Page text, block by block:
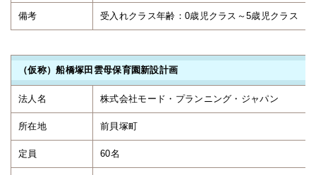
備考 受入れクラス年齢：0歳児クラス
（仮称）船橋塚田雲母保育園新設計画
法人名 株式会社モード・プランニング・ジャパン
所在地 前貝塚町
定員 60名